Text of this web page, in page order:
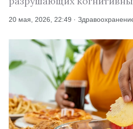
20 мая, 2026, 22:49 ·